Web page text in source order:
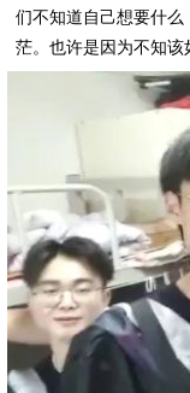
们不知道自己想要什
茫。也许是因为不知该